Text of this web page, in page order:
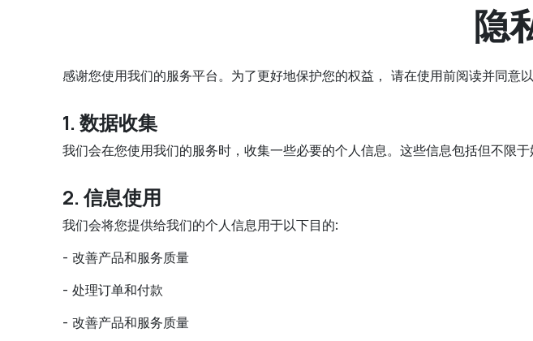
隐
感谢您使用我们的服务平台。为了更好地保护您的权益， 请在使用前阅读并同意
1. 数据收集
我们会在您使用我们的服务时，收集一些必要的个人信息。这些信息包括但不限
2. 信息使用
我们会将您提供给我们的个人信息用于以下目的:
- 改善产品和服务质量
- 处理订单和付款
- 改善产品和服务质量